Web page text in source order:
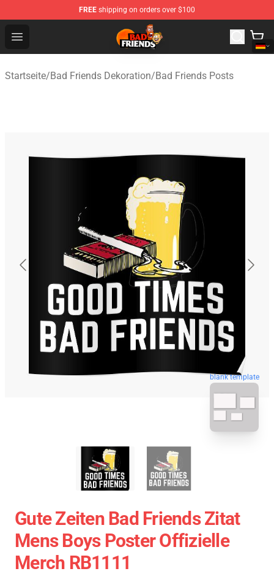
FREE shipping on orders over $100
Open menu
Bad Friends Shop - Official Bad Friends Merchandise
Startseite/Bad Friends Dekoration/Bad Friends Posts
blank template
Gute Zeiten Bad Friends Zitat
Mens Boys Poster Offizielle
Merch RB1111